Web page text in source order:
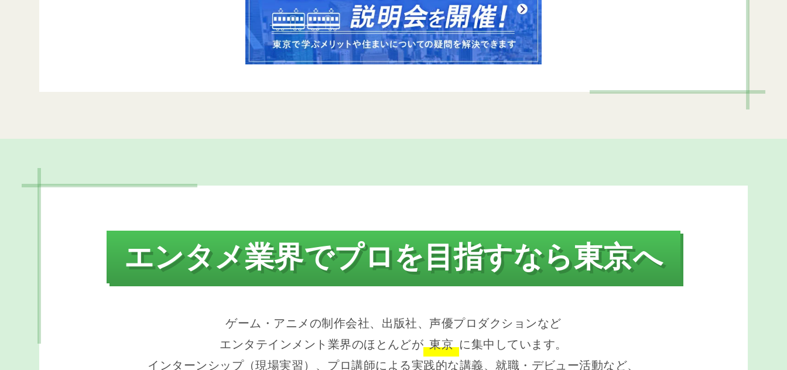
エンタメ業界でプロを目指すなら東京へ
ゲーム・アニメの制作会社、出版社、 声優プロダクションなど
エンタテインメント業界のほとんどが 東京 に集中しています。
インターンシップ（現場実習）、 プロ講師による実践的な講義、 就職・デビュー活動など、